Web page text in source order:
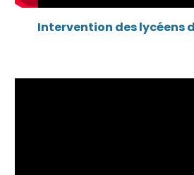
Intervention des lycéens